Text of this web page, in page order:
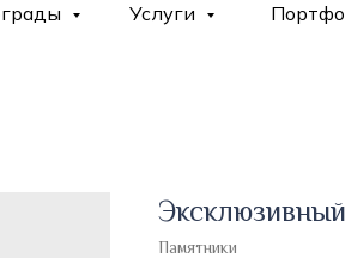
Услуги
Памятники